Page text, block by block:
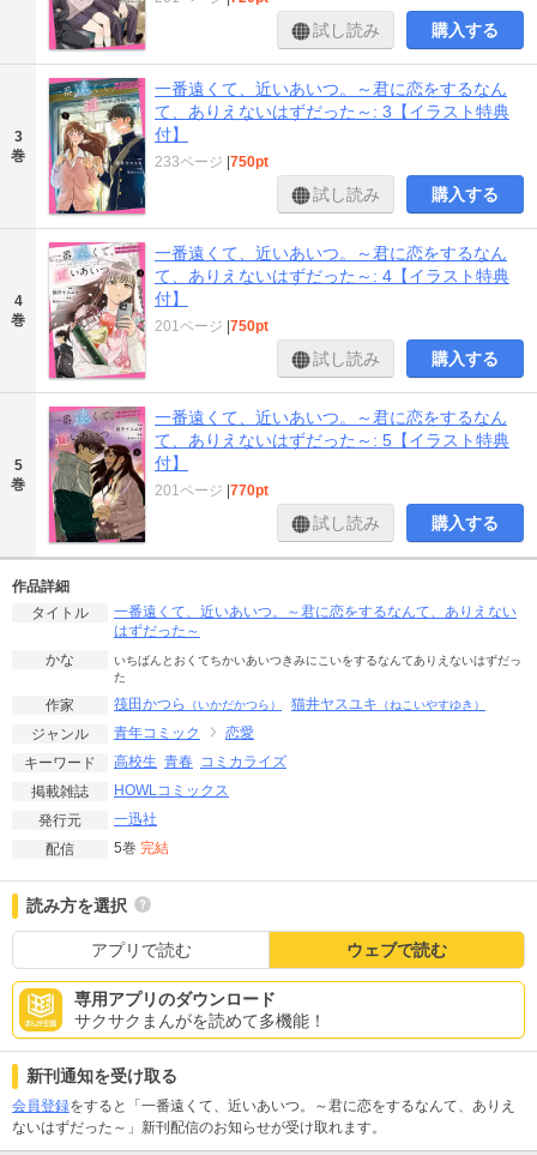
試し読み 購入する
3
巻
一番遠くて、近いあいつ。～君に恋をするなん
て、ありえないはずだった～: 3【イラスト特典
付】
233ページ |750pt
試し読み 購入する
4
巻
一番遠くて、近いあいつ。～君に恋をするなん
て、ありえないはずだった～: 4【イラスト特典
付】
201ページ |750pt
試し読み 購入する
5
巻
一番遠くて、近いあいつ。～君に恋をするなん
て、ありえないはずだった～: 5【イラスト特典
付】
201ページ |770pt
試し読み 購入する
作品詳細
タイトル
一番遠くて、近いあいつ。～君に恋をするなんて、ありえない
はずだった～
かな
いちばんとおくてちかいあいつきみにこいをするなんてありえないはずだっ
た
作家 筏田かつら （いかだかつら） 猫井ヤスユキ （ねこいやすゆき）
ジャンル 青年コミック
恋愛
キーワード
高校生 青春 コミカライズ
掲載雑誌
HOWLコミックス
発行元
一迅社
配信
5巻 完結
読み方を選択
アプリで読む ウェブで読む
専用アプリのダウンロード
サクサクまんがを読めて多機能！
新刊通知を受け取る
会員登録をすると「一番遠くて、近いあいつ。～君に恋をするなんて、ありえ
ないはずだった～」新刊配信のお知らせが受け取れます。